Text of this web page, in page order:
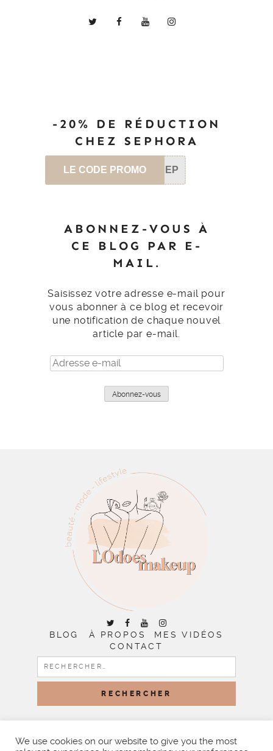
-20% DE RÉDUCTION
CHEZ SEPHORA
LE CODE PROMO SEP
ABONNEZ-VOUS À
CE BLOG PAR E-
MAIL.
Saisissez votre adresse e-mail pour
vous abonner à ce blog et recevoir
une notification de chaque nouvel
article par e-mail.
Adresse
e-
Abonnez-vous
BLOG À PROPOS
MES VIDÉOS
CONTACT
RECHERCHER :
BY LITTLE THEME SHOP
We use cookies on our website to give you the most